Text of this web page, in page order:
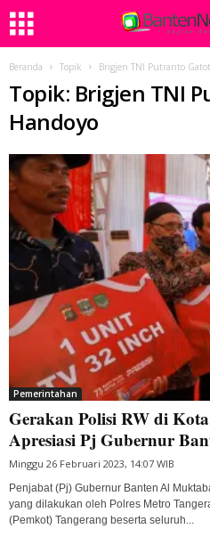
Beranda Topik Brigjen TNI Putranto
Topik: Brigjen TNI
Handoyo
Pemerintahan
Gerakan Polisi RW di
Apresiasi Pj Gubernur
Minggu 26 Februari 2023, 14:07 WIB
Penjabat (Pj) Gubernur Banten Al
yang dilakukan oleh Polres Metro
(Pemkot) Tangerang beserta seluruh...